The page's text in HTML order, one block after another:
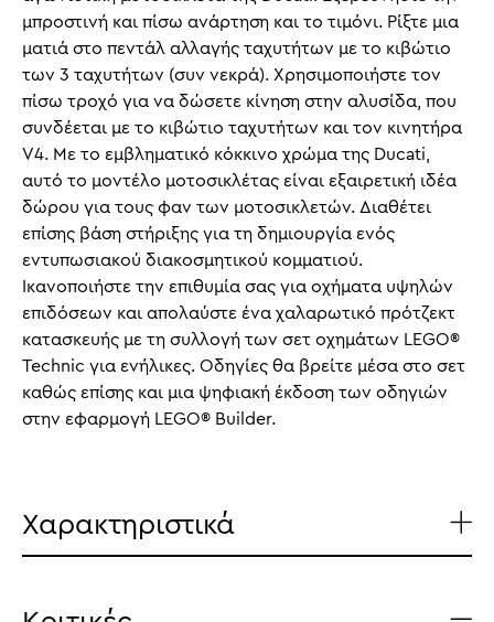
μπροστινή και πίσω ανάρτηση και το τιμόνι. Ρίξτε μια
ματιά στο πεντάλ αλλαγής ταχυτήτων με το κιβώτιο
των 3 ταχυτήτων (συν νεκρά). Χρησιμοποιήστε τον
πίσω τροχό για να δώσετε κίνηση στην αλυσίδα, που
συνδέεται με το κιβώτιο ταχυτήτων και τον κινητήρα
V4. Με το εμβληματικό κόκκινο χρώμα της Ducati,
αυτό το μοντέλο μοτοσικλέτας είναι εξαιρετική ιδέα
δώρου για τους φαν των μοτοσικλετών. Διαθέτει
επίσης βάση στήριξης για τη δημιουργία ενός
εντυπωσιακού διακοσμητικού κομματιού.
Ικανοποιήστε την επιθυμία σας για οχήματα υψηλών
επιδόσεων και απολαύστε ένα χαλαρωτικό πρότζεκτ
κατασκευής με τη συλλογή των σετ οχημάτων LEGO®
Technic για ενήλικες. Οδηγίες θα βρείτε μέσα στο σετ
καθώς επίσης και μια ψηφιακή έκδοση των οδηγιών
στην εφαρμογή LEGO® Builder.
Χαρακτηριστικά